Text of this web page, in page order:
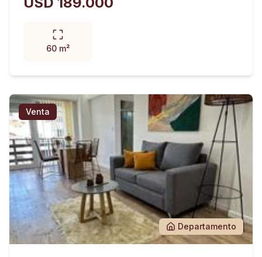
60 m²
Venta
Departamento